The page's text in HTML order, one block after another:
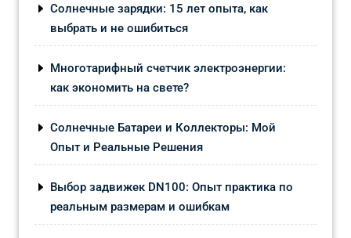
Солнечные зарядки: 15 лет опыта, как
выбрать и не ошибиться
Многотарифный счетчик электроэнергии:
как экономить на свете?
Солнечные Батареи и Коллекторы: Мой
Опыт и Реальные Решения
Выбор задвижек DN100: Опыт практика по
реальным размерам и ошибкам